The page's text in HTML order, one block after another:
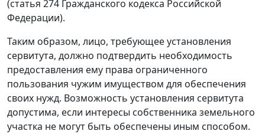
(статья 274 Гражданского кодекса Российской
Федерации).
Таким образом, лицо, требующее установления
сервитута, должно подтвердить необходимость
предоставления ему права ограниченного
пользования чужим имуществом для обеспечения
своих нужд. Возможность установления сервитута
допустима, если интересы собственника земельного
участка не могут быть обеспечены иным способом.